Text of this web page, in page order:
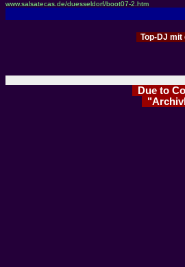
www.salsatecas.de/duesseldorf/boot07-2.htm
Top-DJ
Due to